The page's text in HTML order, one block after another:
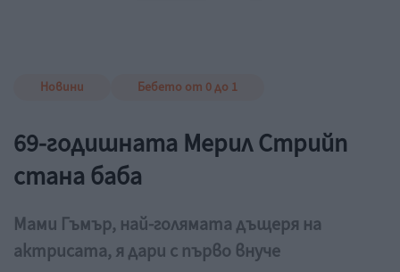
Новини Бебето от 0 до 1
69-годишната Мерил Стрийп
стана баба
Мами Гъмър, най-голямата дъщеря на
актрисата, я дари с първо внуче